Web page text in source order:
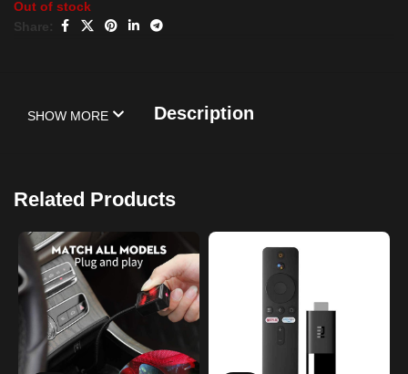
Out of stock
Share:
Description
SHOW MORE
Related Products